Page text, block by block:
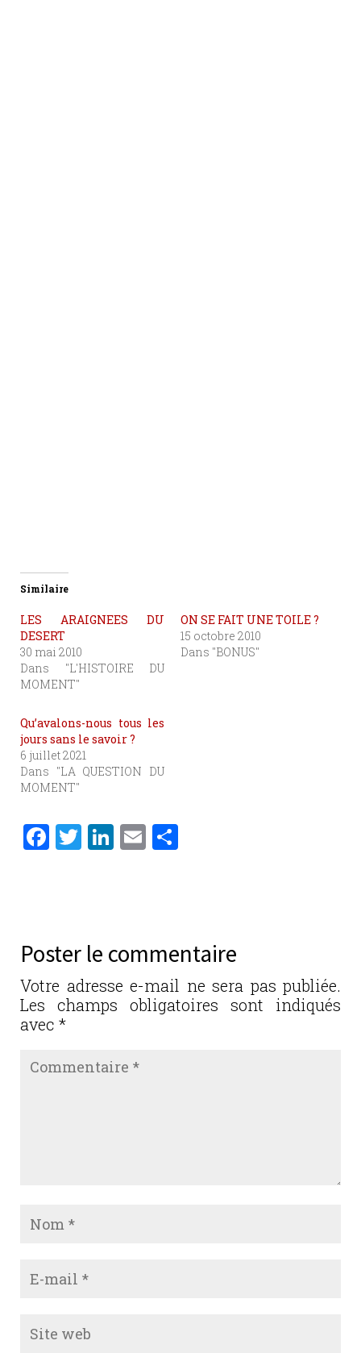
Similaire
LES ARAIGNEES DU
DESERT
30 mai 2010
Dans "L'HISTOIRE DU
MOMENT"
ON SE FAIT UNE TOILE ?
15 octobre 2010
Dans "BONUS"
Qu’avalons-nous tous les
jours sans le savoir ?
6 juillet 2021
Dans "LA QUESTION DU
MOMENT"
F
b
o
o
k
T
r
Li
n
E
er
Poster le commentaire
Votre adresse e-mail ne sera pas publiée.
Les champs obligatoires sont indiqués
avec *